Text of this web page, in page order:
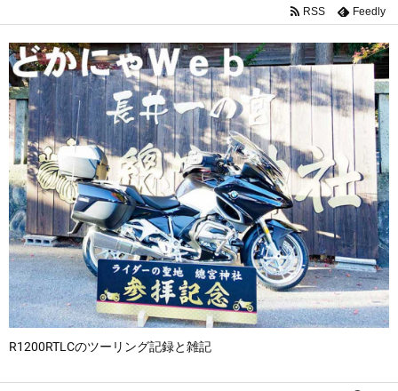
R1200RTLCのツーリング記録と雑記
RSS Feedly